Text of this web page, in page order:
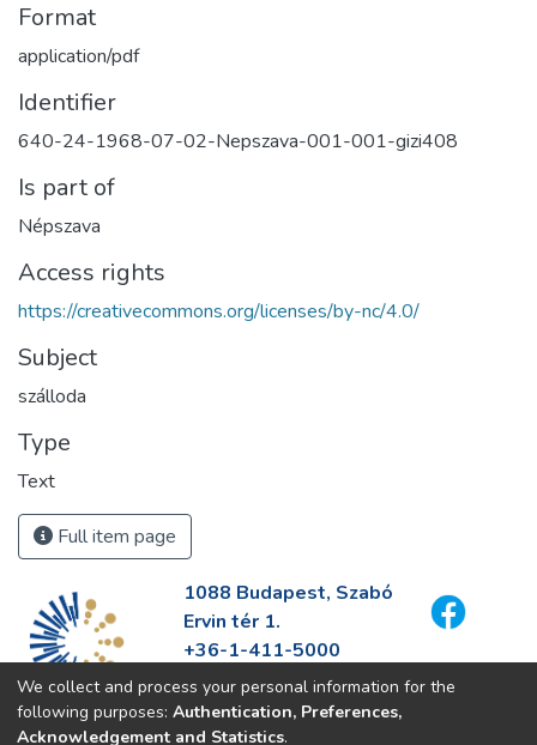
Format
application/pdf
Identifier
640-24-1968-07-02-Nepszava-001-001-gizi408
Is part of
Népszava
Access rights
https://creativecommons.org/licenses/by-nc/4.0/
Subject
szálloda
Type
Text
Full item page
1088 Budapest, Szabó
Ervin tér 1.
+36-1-411-5000
info@fszek.hu
https://fszek.hu
We collect and process your personal information for the
following purposes: Authentication, Preferences,
Acknowledgement and Statistics.